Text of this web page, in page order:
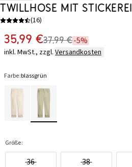
Twillhose mit Stickerei
(16)
35,99 €37,99 €-5%
inkl. MwSt., zzgl. Versandkosten
Farbe:blassgrün
Größe:
36 38